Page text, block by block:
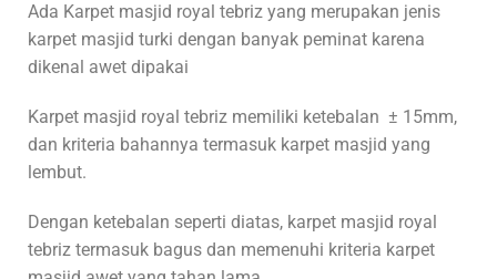
Ada Karpet masjid royal tebriz yang merupakan jenis
karpet masjid turki dengan banyak peminat karena
dikenal awet dipakai
Karpet masjid royal tebriz memiliki ketebalan ± 15mm,
dan kriteria bahannya termasuk karpet masjid yang
lembut.
Dengan ketebalan seperti diatas, karpet masjid royal
tebriz termasuk bagus dan memenuhi kriteria karpet